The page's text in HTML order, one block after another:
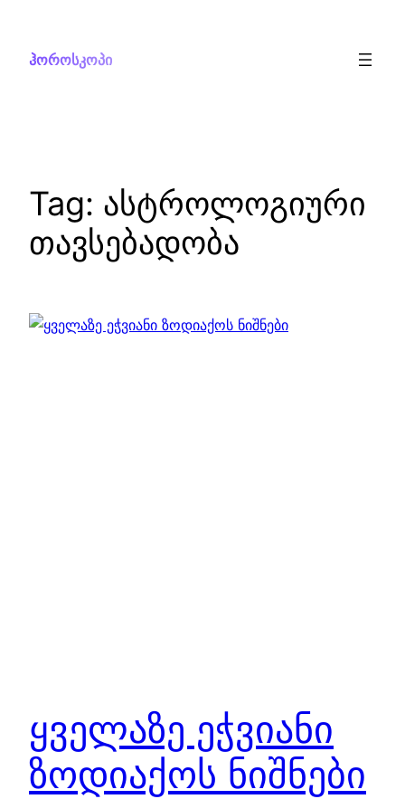
content
ჰოროსკოპი
Tag: ასტროლოგიური
თავსებადობა
ყველაზე ეჭვიანი
ზოდიაქოს ნიშნები